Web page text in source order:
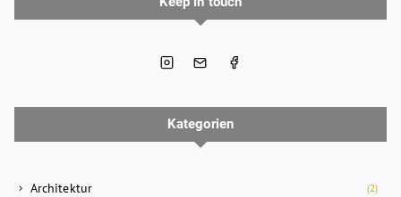
Kategorien
Architektur (2)